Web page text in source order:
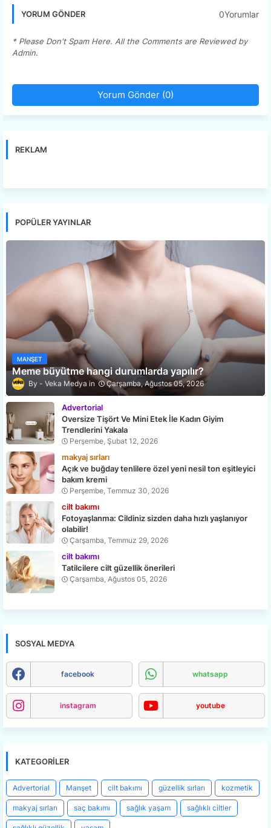
YORUM GÖNDER 0Yorumlar
* Please Don't Spam Here. All the Comments are Reviewed by
Admin.
Yorum Gönder (0)
REKLAM
POPÜLER YAYINLAR
MANŞET
Meme büyütme hangi durumlarda yapılır?
Veka Medya Çarşamba, Ağustos 05, 2026
Advertorial
Oversize Tişört Ve Mini Etek İle Kadın Giyim
Trendlerini Yakala
Perşembe, Şubat 12, 2026
makyaj sırları
Açık ve buğday tenlilere özel yeni nesil ton eşitleyici
bakım kremi
Perşembe, Temmuz 30, 2026
cilt bakımı
Fotoyaşlanma: Cildiniz sizden daha hızlı yaşlanıyor
olabilir!
Çarşamba, Temmuz 29, 2026
cilt bakımı
Tatilcilere cilt güzellik önerileri
Çarşamba, Ağustos 05, 2026
SOSYAL MEDYA
facebook whatsapp
instagram youtube
KATEGORILER
Advertorial Manşet cilt bakımı güzellik sırları kozmetik
makyaj sırları saç bakımı sağlık yaşam sağlıklı ciltler